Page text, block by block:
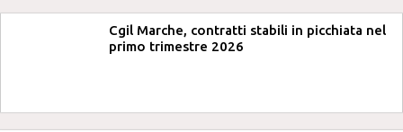
Cgil Marche, contratti stabili in picchiata nel
primo trimestre 2026